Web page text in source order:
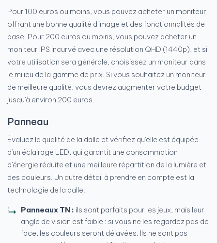
Pour 100 euros ou moins, vous pouvez acheter un moniteur
offrant une bonne qualité d'image et des fonctionnalités de
base. Pour 200 euros ou moins, vous pouvez acheter un
moniteur IPS incurvé avec une résolution QHD (1440p), et si
votre utilisation sera générale, choisissez un moniteur dans
le milieu de la gamme de prix. Si vous souhaitez un moniteur
de meilleure qualité, vous devrez augmenter votre budget
jusqu'à environ 200 euros.
Panneau
Évaluez la qualité de la dalle et vérifiez qu'elle est équipée
d'un éclairage LED, qui garantit une consommation
d'énergie réduite et une meilleure répartition de la lumière et
des couleurs. Un autre détail à prendre en compte est la
technologie de la dalle.
Panneaux TN : ils sont parfaits pour les jeux, mais leur
angle de vision est faible : si vous ne les regardez pas de
face, les couleurs seront délavées. Ils ne sont pas